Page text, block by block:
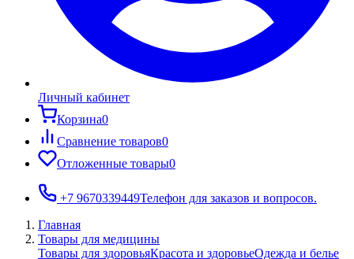
Личный кабинет
Корзина0
Сравнение товаров0
Отложенные товары0
+7 9670339449Телефон для заказов и вопросов.
Главная
Товары для медицины
Товары для здоровьяКрасота и здоровьеОдежда и белье